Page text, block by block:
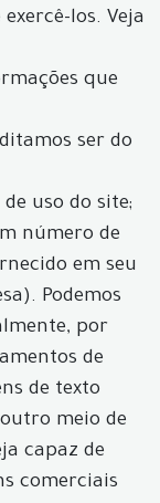
los. Veja
que
ser do
uso do site;
número de
em seu
Podemos
por
de
de texto
meio de
capaz de
comerciais